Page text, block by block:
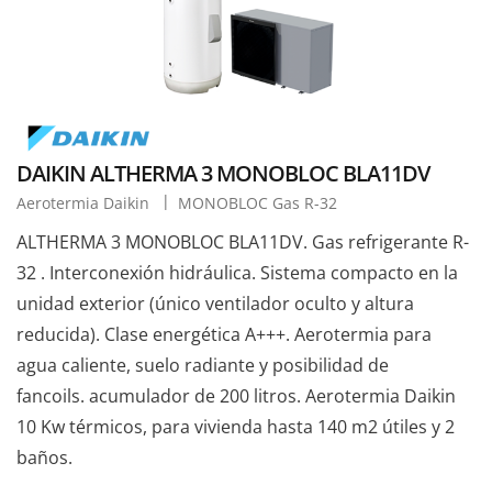
DAIKIN ALTHERMA 3 MONOBLOC BLA11DV
Aerotermia Daikin MONOBLOC Gas R-32
ALTHERMA 3 MONOBLOC BLA11DV. Gas refrigerante R-
32 . Interconexión hidráulica. Sistema compacto en la
unidad exterior (único ventilador oculto y altura
reducida). Clase energética A+++. Aerotermia para
agua caliente, suelo radiante y posibilidad de
fancoils. acumulador de 200 litros. Aerotermia Daikin
10 Kw térmicos, para vivienda hasta 140 m2 útiles y 2
baños.